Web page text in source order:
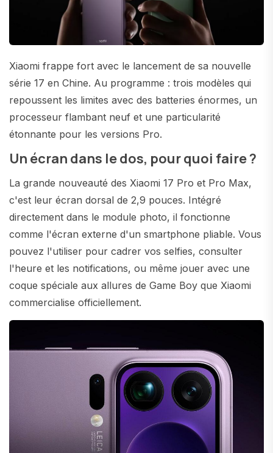
Xiaomi frappe fort avec le lancement de sa nouvelle
série 17 en Chine. Au programme : trois modèles qui
repoussent les limites avec des batteries énormes, un
processeur flambant neuf et une particularité
étonnante pour les versions Pro.
Un écran dans le dos, pour quoi faire ?
La grande nouveauté des Xiaomi 17 Pro et Pro Max,
c'est leur écran dorsal de 2,9 pouces. Intégré
directement dans le module photo, il fonctionne
comme l'écran externe d'un smartphone pliable. Vous
pouvez l'utiliser pour cadrer vos selfies, consulter
l'heure et les notifications, ou même jouer avec une
coque spéciale aux allures de Game Boy que Xiaomi
commercialise officiellement.